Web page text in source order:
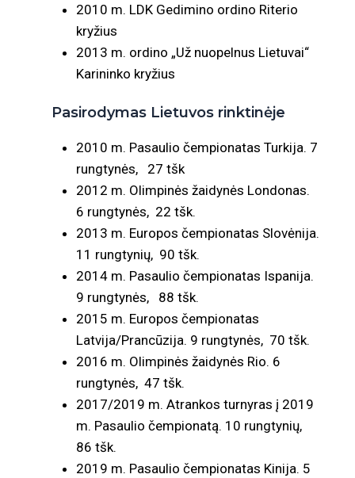
2010 m. LDK Gedimino ordino Riterio
kryžius
2013 m. ordino „Už nuopelnus Lietuvai“
Karininko kryžius
Pasirodymas Lietuvos rinktinėje
2010 m. Pasaulio čempionatas Turkija. 7
rungtynės, 27 tšk
2012 m. Olimpinės žaidynės Londonas.
6 rungtynės, 22 tšk.
2013 m. Europos čempionatas Slovėnija.
11 rungtynių, 90 tšk.
2014 m. Pasaulio čempionatas Ispanija.
9 rungtynės, 88 tšk.
2015 m. Europos čempionatas
Latvija/Prancūzija. 9 rungtynės, 70 tšk.
2016 m. Olimpinės žaidynės Rio. 6
rungtynės, 47 tšk.
2017/2019 m. Atrankos turnyras į 2019
m. Pasaulio čempionatą. 10 rungtynių,
86 tšk.
2019 m. Pasaulio čempionatas Kinija. 5